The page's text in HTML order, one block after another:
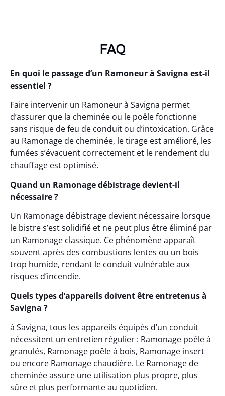
FAQ
En quoi le passage d’un Ramoneur à Savigna est-il
essentiel ?
Faire intervenir un Ramoneur à Savigna permet
d’assurer que la cheminée ou le poêle fonctionne
sans risque de feu de conduit ou d’intoxication. Grâce
au Ramonage de cheminée, le tirage est amélioré, les
fumées s’évacuent correctement et le rendement du
chauffage est optimisé.
Quand un Ramonage débistrage devient-il
nécessaire ?
Un Ramonage débistrage devient nécessaire lorsque
le bistre s’est solidifié et ne peut plus être éliminé par
un Ramonage classique. Ce phénomène apparaît
souvent après des combustions lentes ou un bois
trop humide, rendant le conduit vulnérable aux
risques d’incendie.
Quels types d’appareils doivent être entretenus à
Savigna ?
à Savigna, tous les appareils équipés d’un conduit
nécessitent un entretien régulier : Ramonage poêle à
granulés, Ramonage poêle à bois, Ramonage insert
ou encore Ramonage chaudière. Le Ramonage de
cheminée assure une utilisation plus propre, plus
sûre et plus performante au quotidien.